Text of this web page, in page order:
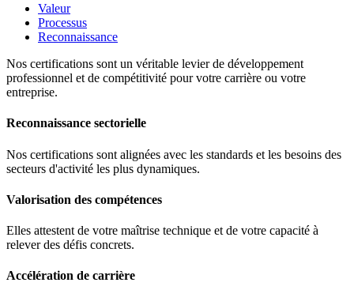
Valeur
Processus
Reconnaissance
Nos certifications sont un véritable levier de développement
professionnel et de compétitivité pour votre carrière ou votre
entreprise.
Reconnaissance sectorielle
Nos certifications sont alignées avec les standards et les besoins des
secteurs d'activité les plus dynamiques.
Valorisation des compétences
Elles attestent de votre maîtrise technique et de votre capacité à
relever des défis concrets.
Accélération de carrière